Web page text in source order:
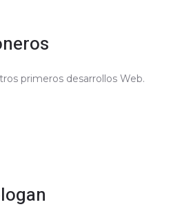
primeros desarrollos Web.